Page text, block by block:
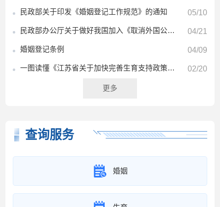
民政部关于印发《婚姻登记工作规范》的通知 05/10
民政部办公厅关于做好我国加入《取消外国公文书认证要求的公约》后涉外婚姻登记管理工作的通知 04/21
婚姻登记条例 04/09
一图读懂《江苏省关于加快完善生育支持政策体系推动建设生育友好型社会的若干措施》 02/20
更多
查询服务
婚姻